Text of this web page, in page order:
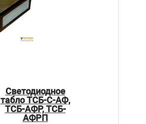
Светодиодное
табло ТСБ-С-АФ,
ТСБ-АФР, ТСБ-
АФРП